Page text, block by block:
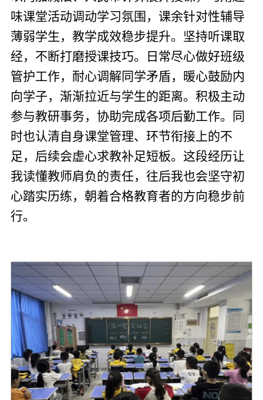
味课堂活动调动学习氛围，课余针对性辅导
薄弱学生，教学成效稳步提升。坚持听课取
经，不断打磨授课技巧。日常尽心做好班级
管护工作，耐心调解同学矛盾，暖心鼓励内
向学子，渐渐拉近与学生的距离。积极主动
参与教研事务，协助完成各项后勤工作。同
时也认清自身课堂管理、环节衔接上的不
足，后续会虚心求教补足短板。这段经历让
我读懂教师肩负的责任，往后我也会坚守初
心踏实历练，朝着合格教育者的方向稳步前
行。